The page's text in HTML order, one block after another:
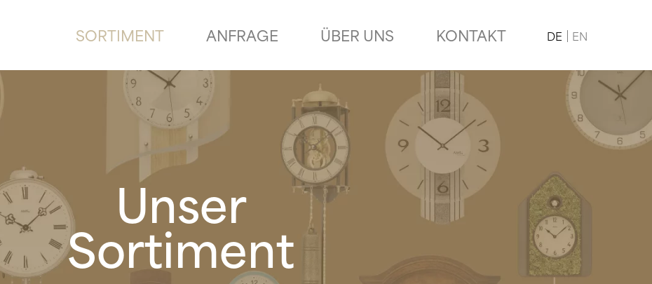
SORTIMENT ANFRAGE ÜBER UNS KONTAKT DE EN
Unser
Sortiment